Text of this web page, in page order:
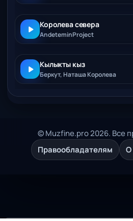
Королева севера
AndeteminProject
Кылыкты кыз
Беркут, Наташа Королева
© Muzfine.pro 2026. Все
Правообладателям
О